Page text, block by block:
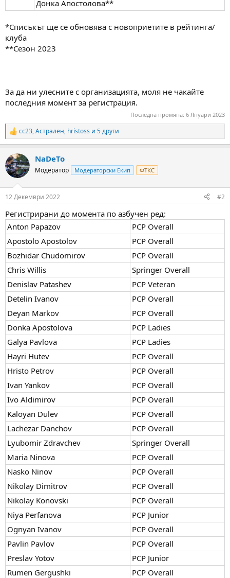
Донка Апостолова**
*Списъкът ще се обновява с новоприетите в рейтинга/
клуба
**Сезон 2023
За да ни улесните с организацията, моля не чакайте
последния момент за регистрация.
Последна промяна: 6 Януари 2023
R
e
c
t
i
s
cc23,Астрален, hristoss и 5 други
NaDeTo
Модератор Модераторски Екип ФТКС
12 Декември 2022 #2
Регистрирани до момента по азбучен ред:
Anton Papazov
PCP Overall
Apostolo Apostolov
PCP Overall
Bozhidar Chudomirov
PCP Overall
Chris Willis
Springer Overall
Denislav Patashev
PCP Veteran
Detelin Ivanov
PCP Overall
Deyan Markov
PCP Overall
Donka Apostolova
PCP Ladies
Galya Pavlova
PCP Ladies
Hayri Hutev
PCP Overall
Hristo Petrov
PCP Overall
Ivan Yankov
PCP Overall
Ivo Aldimirov
PCP Overall
Kaloyan Dulev
PCP Overall
Lachezar Danchov
PCP Overall
Lyubomir Zdravchev
Springer Overall
Maria Ninova
PCP Overall
Nasko Ninov
PCP Overall
Nikolay Dimitrov
PCP Overall
Nikolay Konovski
PCP Overall
Niya Perfanova
PCP Junior
Ognyan Ivanov
PCP Overall
Pavlin Pavlov
PCP Overall
Preslav Yotov
PCP Junior
Rumen Gergushki
PCP Overall